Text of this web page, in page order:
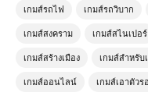
เกมส์รถไฟ เกมส์รถวิบาก
เกมส์สงคราม เกมส์สไนเปอร์
เกมส์สร้างเมือง เกมส์สำหรับ
เกมส์ออนไลน์ เกมส์เอาตัวร
เกมส์ออนไลน์ฟรี
หลังวันสิ้นโลก